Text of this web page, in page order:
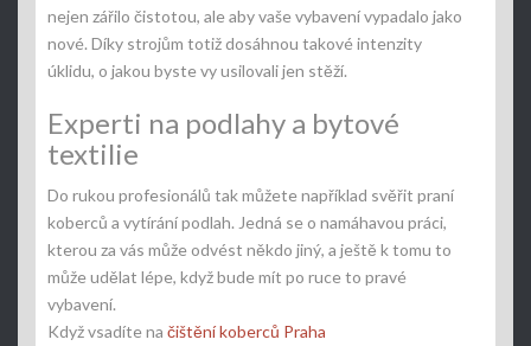
nejen zářilo čistotou, ale aby vaše vybavení vypadalo jako
nové. Díky strojům totiž dosáhnou takové intenzity
úklidu, o jakou byste vy usilovali jen stěží.
Experti na podlahy a bytové
textilie
Do rukou profesionálů tak můžete například svěřit praní
koberců a vytírání podlah. Jedná se o namáhavou práci,
kterou za vás může odvést někdo jiný, a ještě k tomu to
může udělat lépe, když bude mít po ruce to pravé
vybavení.
Když vsadíte na čištění koberců Praha